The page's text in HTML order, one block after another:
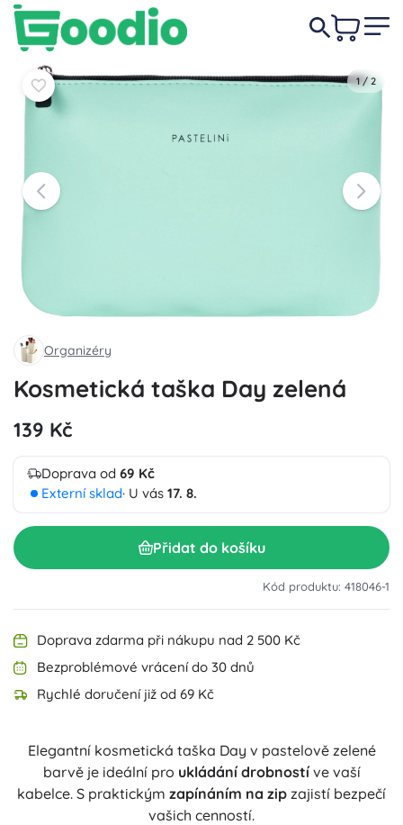
1 / 2
Organizéry
Kosmetická taška Day zelená
139 Kč
Doprava od 69 Kč
Externí sklad· U vás 17. 8.
Přidat do košíku
Kód produktu: 418046-1
Doprava zdarma při nákupu nad 2 500 Kč
Bezproblémové vrácení do 30 dnů
Rychlé doručení již od 69 Kč
Elegantní kosmetická taška Day v pastelově zelené
barvě je ideální pro ukládání drobnostíve vaší
kabelce. S praktickým zapínáním na zip zajistí bezpečí
vašich cenností.
139 Kč Do košíku